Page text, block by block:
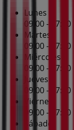
Lunes
09:00 - 17:00
Martes
09:00 - 17:00
Miércoles
09:00 - 17:00
Jueves
09:00 - 17:00
Viernes
09:00 - 17:00
Sábado